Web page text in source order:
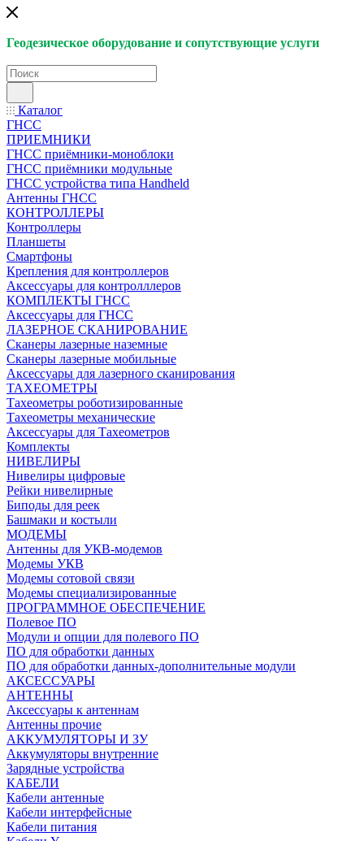
Геодезическое оборудование и сопутствующие услуги
Каталог
ГНСС
ПРИЕМНИКИ
ГНСС приёмники-моноблоки
ГНСС приёмники модульные
ГНСС устройства типа Handheld
Антенны ГНСС
КОНТРОЛЛЕРЫ
Контроллеры
Планшеты
Смартфоны
Крепления для контроллеров
Аксессуары для контролллеров
КОМПЛЕКТЫ ГНСС
Аксессуары для ГНСС
ЛАЗЕРНОЕ СКАНИРОВАНИЕ
Сканеры лазерные наземные
Сканеры лазерные мобильные
Аксессуары для лазерного сканирования
ТАХЕОМЕТРЫ
Тахеометры роботизированные
Тахеометры механические
Аксессуары для Тахеометров
Комплекты
НИВЕЛИРЫ
Нивелиры цифровые
Рейки нивелирные
Биподы для реек
Башмаки и костыли
МОДЕМЫ
Антенны для УКВ-модемов
Модемы УКВ
Модемы сотовой связи
Модемы специализированные
ПРОГРАММНОЕ ОБЕСПЕЧЕНИЕ
Полевое ПО
Модули и опции для полевого ПО
ПО для обработки данных
ПО для обработки данных-дополнительные модули
АКСЕССУАРЫ
АНТЕННЫ
Аксессуары к антеннам
Антенны прочие
АККУМУЛЯТОРЫ И ЗУ
Аккумуляторы внутренние
Зарядные устройства
КАБЕЛИ
Кабели антенные
Кабели интерфейсные
Кабели питания